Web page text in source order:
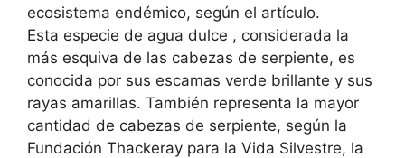
ecosistema endémico, según el artículo.
Esta especie de agua dulce , considerada la
más esquiva de las cabezas de serpiente, es
conocida por sus escamas verde brillante y sus
rayas amarillas. También representa la mayor
cantidad de cabezas de serpiente, según la
Fundación Thackeray para la Vida Silvestre, la